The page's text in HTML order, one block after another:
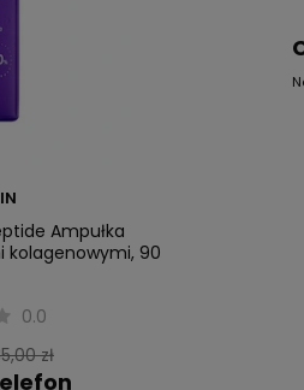
Ampułka
kolagenowymi, 90
0.0
zł